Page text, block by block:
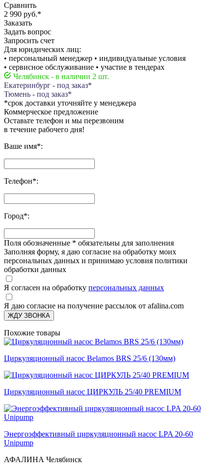
Сравнить
2 990 руб.*
Заказать
Задать вопрос
Запросить счет
Для юридических лиц:
• персональный менеджер • индивидуальные условия
• сервисное обслуживание • участие в тендерах
Челябинск - в наличии 2 шт.
Екатеринбург - под заказ*
Тюмень - под заказ*
*срок доставки уточняйте у менеджера
Коммерческое предложение
Оставьте телефон и мы перезвоним
в течение рабочего дня!
Ваше имя*:
Телефон*:
Город*:
Поля обозначенные * обязательны для заполнения
Заполняя форму, я даю согласие на обработку моих
персональных данных и принимаю условия политики
обработки данных
Я согласен на обработку персональных данных
Я даю согласие на получение рассылок от afalina.com
ЖДУ ЗВОНКА
Похожие товары
Циркуляционный насос Belamos BRS 25/6 (130мм)
Циркуляционный насос ЦИРКУЛЬ 25/40 PREMIUM
Энергоэффективный циркуляционный насос LPA 20-60
Unipump
АФАЛИНА Челябинск